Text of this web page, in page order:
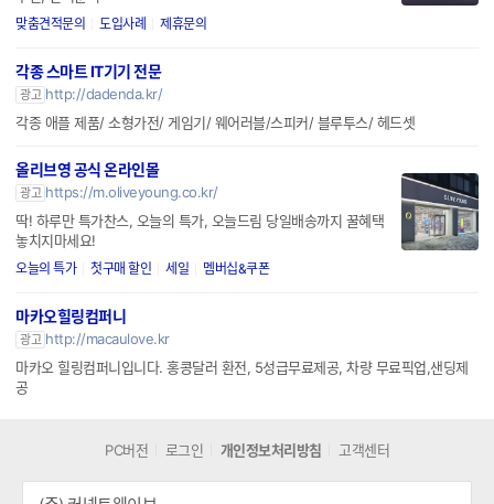
맞춤견적문의 도입사례 제휴문의
각종 스마트 IT기기 전문
광고 http://dadenda.kr/
각종 애플 제품/ 소형가전/ 게임기/ 웨어러블/스피커/ 블루투스/ 헤드셋
올리브영 공식 온라인몰
광고 https://m.oliveyoung.co.kr/
딱! 하루만 특가찬스, 오늘의 특가, 오늘드림 당일배송까지 꿀혜택
놓치지마세요!
오늘의 특가 첫구매 할인 세일 멤버십&쿠폰
마카오힐링컴퍼니
광고 http://macaulove.kr
마카오 힐링컴퍼니입니다. 홍콩달러 환전, 5성급무료제공, 차량 무료픽업,샌딩제
공
PC버전 로그인 개인정보처리방침 고객센터